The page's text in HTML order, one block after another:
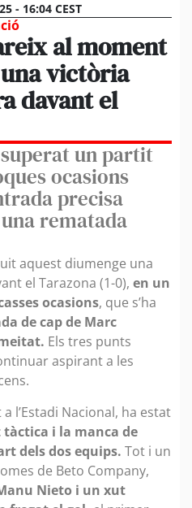
- 16:04 CEST
al moment
victòria
davant el
un partit
ocasions
precisa
rematada
aquest diumenge una
el Tarazona (1-0), en un
ocasions, que s’ha
de cap de Marc
Els tres punts
aspirant a les
l’Estadi Nacional, ha estat
i la manca de
dels dos equips. Tot i un
de Beto Company,
Nieto i un xut